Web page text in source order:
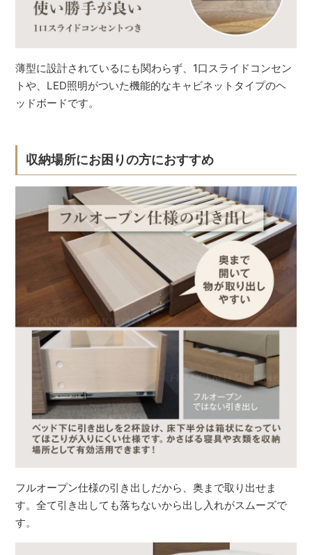
薄型に設計されているにも関わらず、1口スライドコンセン
トや、LED照明がついた機能的なキャビネットタイプのヘ
ッドボードです。
収納場所にお困りの方におすすめ
フルオープン仕様の引き出しだから、奥まで取り出せま
す。全て引き出しても落ちないから出し入れがスムーズで
す。